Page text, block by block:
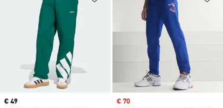
Current price
€ 49 Sale price
€ 70